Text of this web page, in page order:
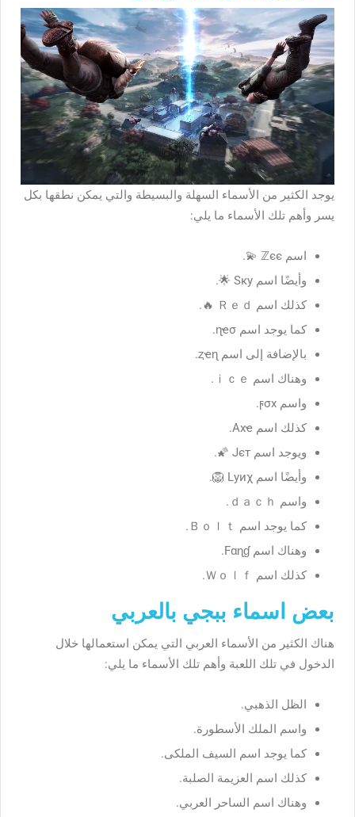
يوجد الكثير من الأسماء السهلة والبسيطة والتي يمكن نطقها بكل
يسر وأهم تلك الأسماء ما يلي:
اسم ℤєє 💫.
وأيضًا اسم Ѕκу 🌟.
كذلك اسم Ｒｅｄ 🔥.
كما يوجد اسم ɳҽσ.
بالإضافة إلى اسم ȥҽɳ.
وهناك اسم ｉｃｅ.
واسم ϝσx.
كذلك اسم Axҽ.
ويوجد اسم Jєт 🌠.
وأيضًا اسم Lуиχ 🦁.
واسم ｄａｃｈ.
كما يوجد اسم Ｂｏｌｔ.
وهناك اسم Fαɳɠ.
كذلك اسم Ｗｏｌｆ.
بعض اسماء ببجي بالعربي
هناك الكثير من الأسماء العربي التي يمكن استعمالها خلال
الدخول في تلك اللعبة وأهم تلك الأسماء ما يلي:
الظل الذهبي.
واسم الملك الأسطورة.
كما يوجد اسم السيف الملكى.
كذلك اسم العزيمة الصلبة.
وهناك اسم الساحر العربي.